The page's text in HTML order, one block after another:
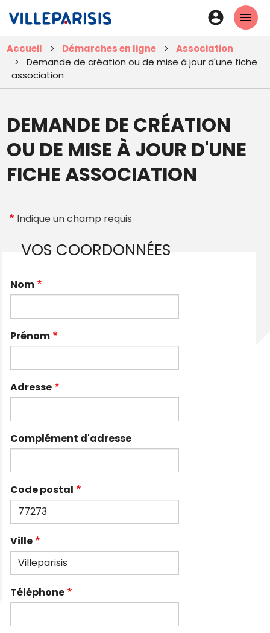
contenu
principal
En-
tête
-
Accueil Démarches en ligne
Association
Demande de création ou de mise à jour d'une fiche
association
DEMANDE DE CRÉATION
OU DE MISE À JOUR D'UNE
FICHE ASSOCIATION
Indique un champ requis
VOS COORDONNÉES
Nom
Prénom
Adresse
Complément d'adresse
Code postal
Ville
Téléphone